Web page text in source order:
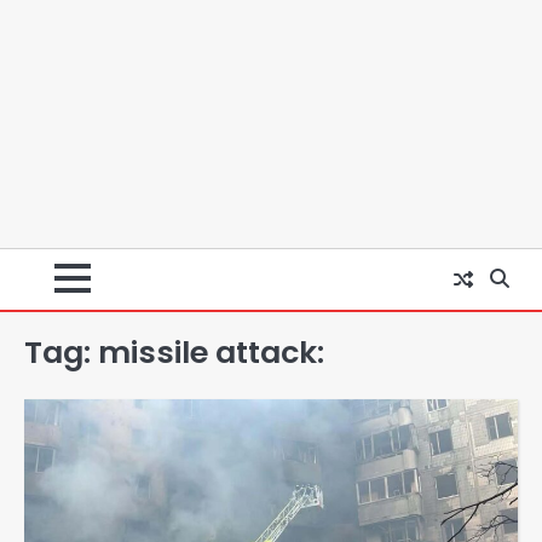
Tag: missile attack:
2
स्वतंत्रता दिवस पर फूलप्रूफ सुरक्षा को लेकर
दिल्ली पुलिस मुख्यालय में मंथन